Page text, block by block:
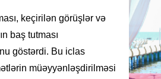
keçirilən görüşlər və
baş tutması
göstərdi. Bu iclas
müəyyənləşdirilməsi
DÜNYA